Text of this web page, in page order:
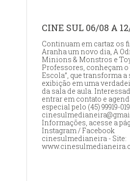
CINE SUL 06/08 A
Continuam em cartaz os
Aranha um novo dia, A
Minions & Monstros e
Professores, conheçam o
Escola”, que transforma a
exibição em uma
da sala de aula.
entrar em contato e
especial pelo (45) 99919-
Informações, acesse a
Instagram / Facebook
cinesulmedianeira - Site: